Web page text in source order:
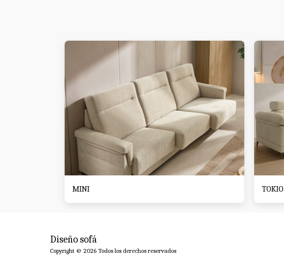
MINI TOKIO
Diseño sofá
Copyright © 2026 Todos los derechos reservados